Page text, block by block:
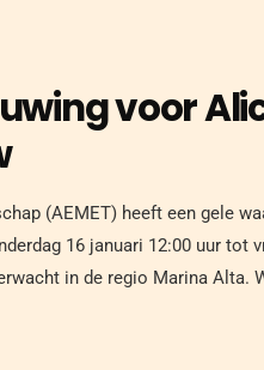
voor
(AEMET) heeft een gele
16 januari 12:00 uur tot
in de regio Marina Alta.
12 uur. Onweer en hagel: